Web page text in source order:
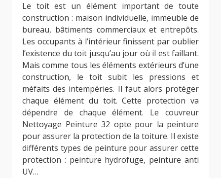
Le toit est un élément important de toute
construction : maison individuelle, immeuble de
bureau, bâtiments commerciaux et entrepôts.
Les occupants à l’intérieur finissent par oublier
l’existence du toit jusqu’au jour où il est faillant.
Mais comme tous les éléments extérieurs d’une
construction, le toit subit les pressions et
méfaits des intempéries. Il faut alors protéger
chaque élément du toit. Cette protection va
dépendre de chaque élément. Le couvreur
Nettoyage Peinture 32 opte pour la peinture
pour assurer la protection de la toiture. Il existe
différents types de peinture pour assurer cette
protection : peinture hydrofuge, peinture anti
UV…